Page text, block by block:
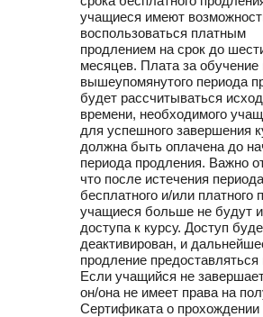
учащиеся имеют
воспользоваться платным
продлением на срок до
месяцев. Плата за обучение
вышеупомянутого периода
будет рассчитываться
времени, необходимого
для успешного завершения
должна быть оплачена до
периода продления. Важно
что после истечения периода
бесплатного и/или платного
учащиеся больше не будут
доступа к курсу. Доступ
деактивирован, и
продление предоставляться
Если учащийся не
он/она не имеет права на
Сертификата о прохождении